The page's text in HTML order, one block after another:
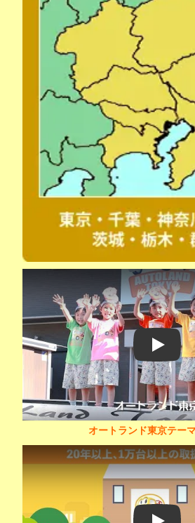
Play
オートランド東京テー